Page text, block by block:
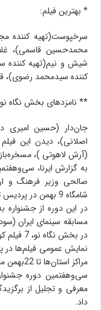
* بهترین فیلم:
سرخپوست(تهیه کننده
محمدحسین قاسمی)،
شیش و نیم(تهیه کننده
کننده سیدمحمد رضوی)،
** نامزدهای بخش نگاه
جان‌دار (حسین امیری
اصلانی)، دیدن این
(آرش لاهوتی )،
به گزارش ایرنا،
صالحی وزیر فرهنگ و
شامگاه 9 بهمن در پردیس تئاتر تهران آغاز به کار کرد.
در بخش نگاه نو، 7 فیلم کوتاه و 5 مستند رقابت می‌کنند.
مراکز استان‌ها تا 22بهمن ماه ادامه خواهد داشت.
معرفی و تجلیل از
داد.